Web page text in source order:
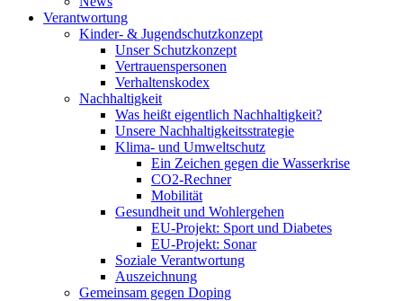
Verantwortung
Kinder- & Jugendschutzkonzept
Unser Schutzkonzept
Vertrauenspersonen
Verhaltenskodex
Nachhaltigkeit
Was heißt eigentlich Nachhaltigkeit?
Unsere Nachhaltigkeitsstrategie
Klima- und Umweltschutz
Ein Zeichen gegen die Wasserkrise
CO2-Rechner
Mobilität
Gesundheit und Wohlergehen
EU-Projekt: Sport und Diabetes
EU-Projekt: Sonar
Soziale Verantwortung
Auszeichnung
Gemeinsam gegen Doping